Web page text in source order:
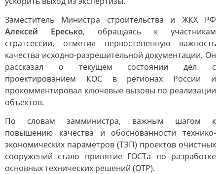
Заместитель Министра строительства и ЖКХ РФ
Алексей Ересько, обращаясь к участникам
стратсессии, отметил первостепенную важность
качества исходно-разрешительной документации. Он
рассказал о текущем состоянии дел с
проектированием КОС в регионах России и
прокомментировал ключевые вызовы по реализации
объектов.
По словам замминистра, важным шагом к
повышению качества и обоснованности технико-
экономических параметров (ТЭП) проектов очистных
сооружений стало принятие ГОСТа по разработке
основных технических решений (ОТР).